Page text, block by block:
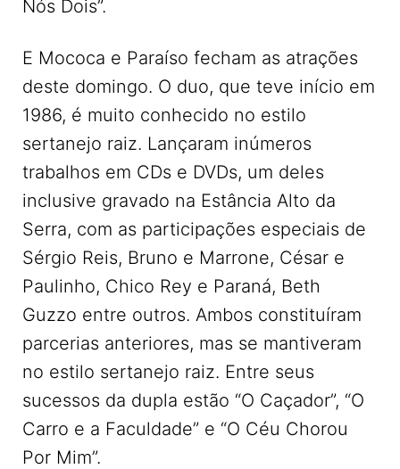
Nós Dois”.
E Mococa e Paraíso fecham as atrações
deste domingo. O duo, que teve início em
1986, é muito conhecido no estilo
sertanejo raiz. Lançaram inúmeros
trabalhos em CDs e DVDs, um deles
inclusive gravado na Estância Alto da
Serra, com as participações especiais de
Sérgio Reis, Bruno e Marrone, César e
Paulinho, Chico Rey e Paraná, Beth
Guzzo entre outros. Ambos constituíram
parcerias anteriores, mas se mantiveram
no estilo sertanejo raiz. Entre seus
sucessos da dupla estão “O Caçador”, “O
Carro e a Faculdade” e “O Céu Chorou
Por Mim”.